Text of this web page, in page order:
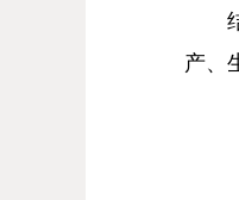
结
产、